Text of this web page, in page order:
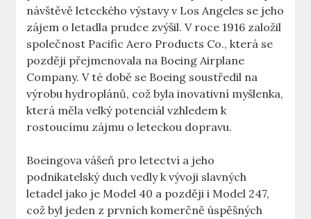
návštěvě leteckého⁣ výstavy v Los Angeles se ​jeho⁤
zájem o letadla prudce zvýšil. V roce⁣ 1916 založil
společnost Pacific ⁤Aero Products Co., která se
později přejmenovala⁤ na Boeing‌ Airplane
Company. V té době ​se ​Boeing soustředil na
‌výrobu hydroplánů, ⁣což byla ⁣inovativní myšlenka,
která měla ⁣velký ​potenciál vzhledem​ k
rostoucímu​ zájmu o leteckou dopravu.
Boeingova vášeň pro‍ letectví a jeho
podnikatelský duch vedly k vývoji slavných
letadel jako je Model 40 a později i‌ Model 247,
což byl jeden z prvních komerčně úspěšných